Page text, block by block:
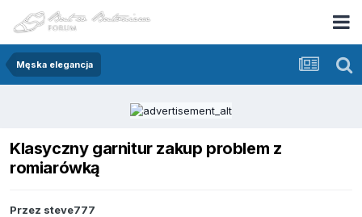
Męska elegancja
Klasyczny garnitur zakup problem z
romiarówką
Przez steve777